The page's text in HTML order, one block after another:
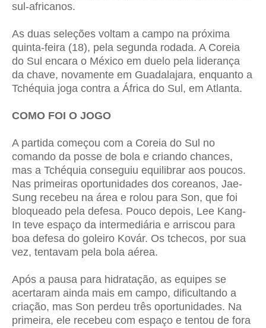
sul-africanos.
As duas seleções voltam a campo na próxima
quinta-feira (18), pela segunda rodada. A Coreia
do Sul encara o México em duelo pela liderança
da chave, novamente em Guadalajara, enquanto a
Tchéquia joga contra a África do Sul, em Atlanta.
COMO FOI O JOGO
A partida começou com a Coreia do Sul no
comando da posse de bola e criando chances,
mas a Tchéquia conseguiu equilibrar aos poucos.
Nas primeiras oportunidades dos coreanos, Jae-
Sung recebeu na área e rolou para Son, que foi
bloqueado pela defesa. Pouco depois, Lee Kang-
In teve espaço da intermediária e arriscou para
boa defesa do goleiro Kovár. Os tchecos, por sua
vez, tentavam pela bola aérea.
Após a pausa para hidratação, as equipes se
acertaram ainda mais em campo, dificultando a
criação, mas Son perdeu três oportunidades. Na
primeira, ele recebeu com espaço e tentou de fora